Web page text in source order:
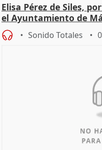
Elisa Pérez de Siles,
el Ayuntamiento de
Sonido Totales